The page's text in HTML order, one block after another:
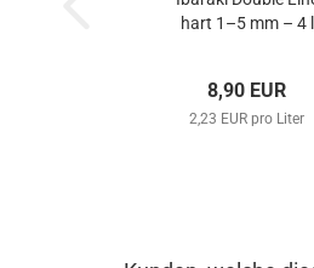
hart 1–5 mm – 4 l
8,90 EUR
2,23 EUR pro Liter